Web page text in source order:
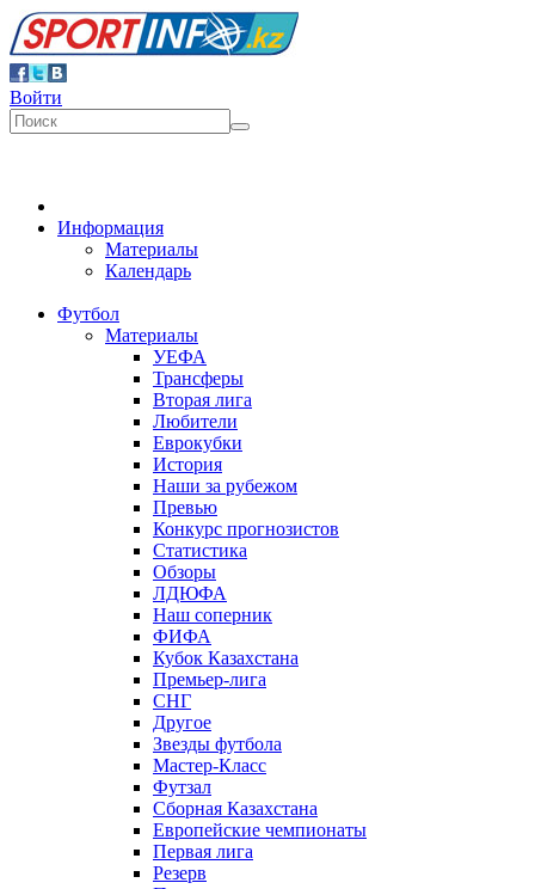
Войти
Информация
Материалы
Календарь
Футбол
Материалы
УЕФА
Трансферы
Вторая лига
Любители
Еврокубки
История
Наши за рубежом
Превью
Конкурс прогнозистов
Статистика
Обзоры
ЛДЮФА
Наш соперник
ФИФА
Кубок Казахстана
Премьер-лига
СНГ
Другое
Звезды футбола
Мастер-Класс
Футзал
Сборная Казахстана
Европейские чемпионаты
Первая лига
Резерв